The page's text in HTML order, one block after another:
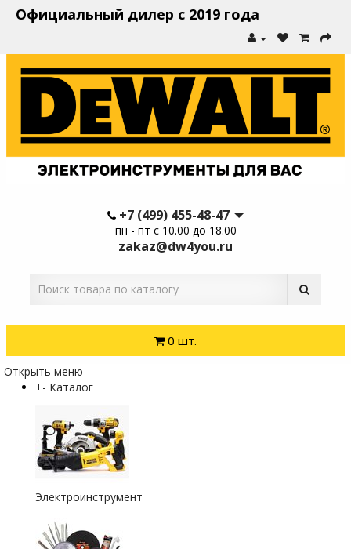
Официальный дилер с 2019 года
+7 (499) 455-48-47
пн - пт с 10.00 до 18.00
zakaz@dw4you.ru
0 шт.
Открыть меню
+- Каталог
Электроинструмент